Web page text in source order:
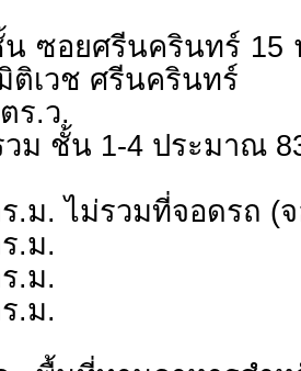
ซอยศรีนครินทร์ 15
ติเวช ศรีนครินทร์
ร.ว.
วม ชั้น 1-4 ประมาณ
.ม. ไม่รวมที่จอดรถ (
.ม.
.ม.
.ม.